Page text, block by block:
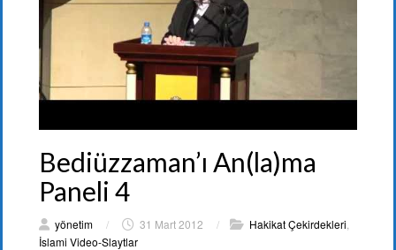
Bediüzzaman’ı An(la)ma
Paneli 4
yönetim / 31 Mart 2012 / Hakikat Çekirdekleri
İslami Video-Slaytlar